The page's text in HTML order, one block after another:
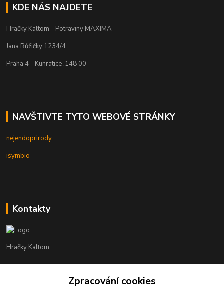
KDE NÁS NAJDETE
Hračky Kaltom - Potraviny MAXIMA
Jana Růžičky 1234/4
Praha 4 - Kunratice ,148 00
NAVŠTIVTE TYTO WEBOVÉ STRÁNKY
nejendoprirody
isymbio
Kontakty
Hračky Kaltom
+420 777 538 008
Zpracování cookies